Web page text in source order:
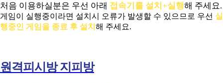
처음 이용하실분은 우선 아래 접속기를 설치+실행해 주세요.
게임이 실행중이라면 설치시 오류가 발생할 수 있으므로 우선 실
행중인 게임을 종료 후 설치 해 주세요.
원격피시방 지피방